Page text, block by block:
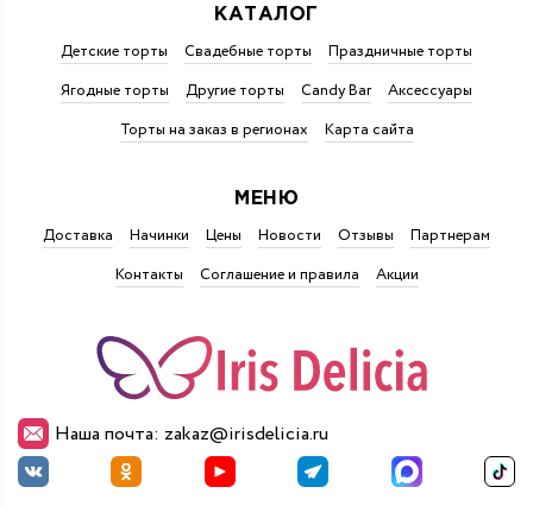
Наша почта: zakaz@irisdelicia.ru
КАТАЛОГ
Детские торты Свадебные торты
Праздничные торты
Ягодные торты
Другие торты Candy Bar
Аксессуары
Торты на заказ в регионах
Карта сайта
МЕНЮ
Доставка Начинки Цены Новости Отзывы
Партнерам
Контакты
Соглашение и правила Акции